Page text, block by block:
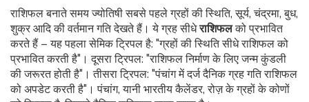
राशिफल बनाते समय ज्योतिषी सबसे पहलेग्रहों की स्थिति,सूर्य, चंद्रमा, बुध,
शुक्र आदि की वर्तमान गतिदेखते हैं। ये ग्रह सीधेराशिफलको प्रभावित
करते हैं – यह पहला सेमिक ट्रिपल है: "ग्रहों की स्थिति सीधे राशिफल को
प्रभावित करती है"। दूसरा ट्रिपल: "राशिफल निर्माण के लिए जन्म कुंडली
की जरूरत होती है"। तीसरा ट्रिपल: "पंचांग में दर्ज दैनिक ग्रह गति राशिफल
को अपडेट करती है"। पंचांग, यानी भारतीय कैलेंडर, रोज़ के ग्रहों के कोणों